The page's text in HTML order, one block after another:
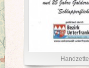
Handzettel